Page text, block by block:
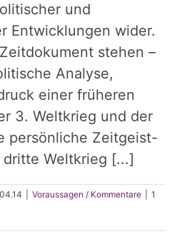
und
Entwicklungen wider.
stehen –
Analyse,
einer früheren
3. Weltkrieg und der
persönliche Zeitgeist-
Weltkrieg [...]
Voraussagen / Kommentare
1